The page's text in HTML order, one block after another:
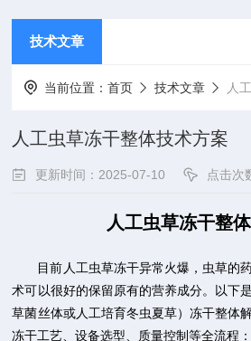
技术文章
当前位置：首页 技术文章 人
人工虫草冻干整体技术方案
更新时间：2025-07-10 点击次
人工虫草冻干整
目前人工虫草冻干异常火爆，虫草的
术可以很好的保留原有的营养成分。以下
草菌丝体或人工培育冬虫夏草）冻干整体
冻干工艺、设备选型、质量控制等全流程：